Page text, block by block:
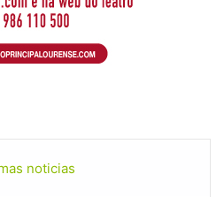
noticias